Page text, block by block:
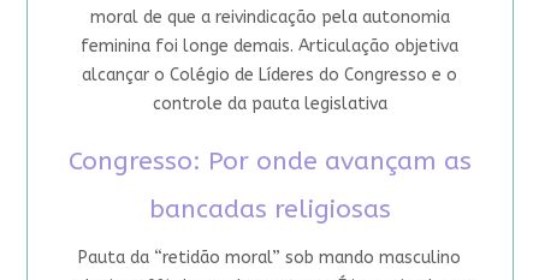
moral de que a reivindicação pela autonomia
feminina foi longe demais. Articulação objetiva
alcançar o Colégio de Líderes do Congresso e o
controle da pauta legislativa
Congresso: Por onde avançam as
bancadas religiosas
Pauta da “retidão moral” sob mando masculino